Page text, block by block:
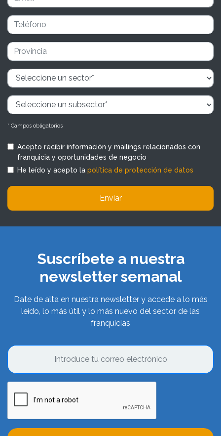
* Campos obligatorios
Acepto recibir información y mailings relacionados con
franquicia y oportunidades de negocio
He leído y acepto la política de protección de datos
Enviar
Suscríbete a nuestra
newsletter semanal
Date de alta en nuestra newsletter y accede a lo más
leído, lo más útil y lo más nuevo del sector de las
franquicias